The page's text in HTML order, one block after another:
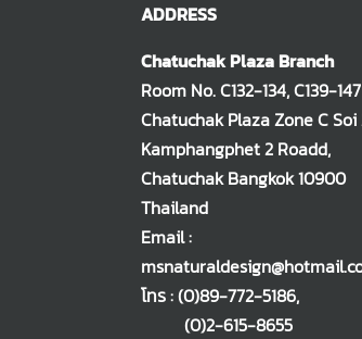
ADDRESS
Chatuchak Plaza Branch
Room No. C132-134, C139-147
Chatuchak Plaza Zone C Soi
Kamphangphet 2 Roadd,
Chatuchak Bangkok 10900
Thailand
Email :
โทร :(0)89-772-5186,
(0)2-615-8655